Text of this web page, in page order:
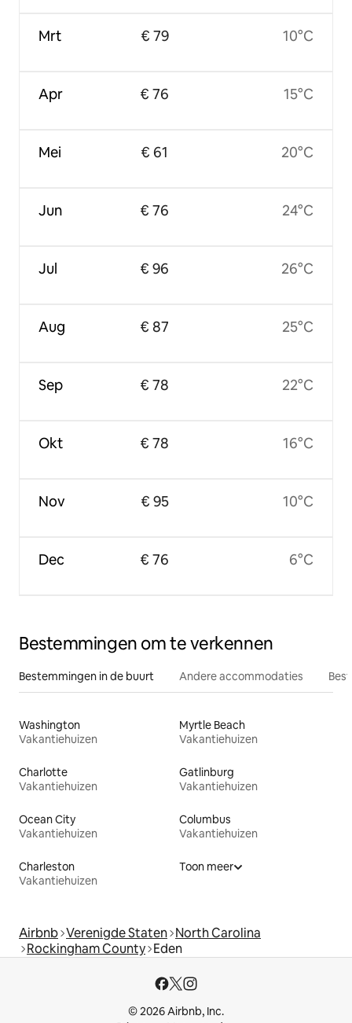
Mrt
Apr
Mei
Jun
Jul
Aug
Sep
Okt
Nov
Dec
€ 79
€ 76
€ 61
€ 76
€ 96
€ 87
€ 78
€ 78
€ 95
€ 76
10°C
15°C
20°C
24°C
26°C
25°C
22°C
16°C
10°C
6°C
Bestemmingen om te verkennen
Bestemmingen in de buurt Andere accommodaties
Washington
Vakantiehuizen
Myrtle Beach
Vakantiehuizen
Charlotte
Vakantiehuizen
Gatlinburg
Vakantiehuizen
Ocean City
Vakantiehuizen
Columbus
Vakantiehuizen
Charleston
Vakantiehuizen
Toon meer
Airbnb Verenigde Staten North Carolina
Rockingham County Eden
© 2026 Airbnb, Inc.